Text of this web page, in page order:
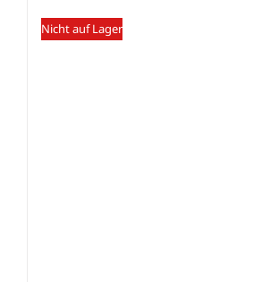
Nicht auf Lager